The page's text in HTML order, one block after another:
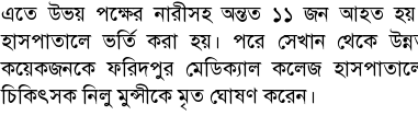
এতে উভয় পক্ষের নারীসহ অন্তত ১১ জন আহত
হাসপাতালে ভর্তি করা হয়। পরে সেখান থেকে
কয়েকজনকে ফরিদপুর মেডিক্যাল কলেজ
চিকিৎসক নিলু মুন্সীকে মৃত ঘোষণ করেন।